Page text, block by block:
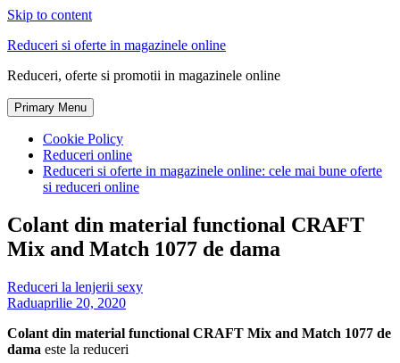
Skip to content
Reduceri si oferte in magazinele online
Reduceri, oferte si promotii in magazinele online
Primary Menu
Cookie Policy
Reduceri online
Reduceri si oferte in magazinele online: cele mai bune oferte
si reduceri online
Colant din material functional CRAFT
Mix and Match 1077 de dama
Reduceri la lenjerii sexy
Raduaprilie 20, 2020
Colant din material functional CRAFT Mix and Match 1077 de
dama este la reduceri